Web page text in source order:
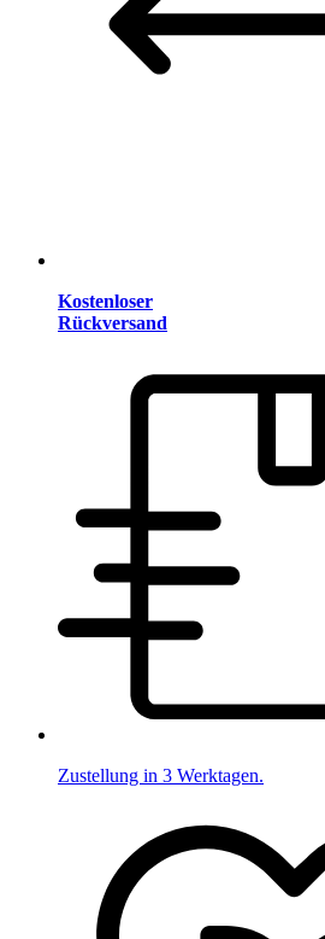
Kostenloser
Rückversand
Zustellung in 3 Werktagen.